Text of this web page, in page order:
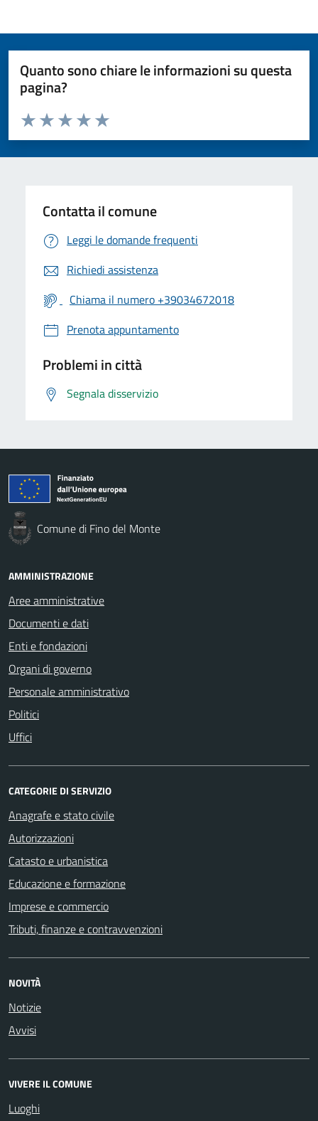
Quanto sono chiare le informazioni su questa
pagina?
Valuta da 1 a 5 stelle la pagina
Valuta 5 stelle su 5
Valuta 4 stelle su 5
Valuta 3 stelle su 5
Valuta 2 stelle su 5
Valuta 1 stelle su 5
Contatta il comune
Leggi le domande frequenti
Richiedi assistenza
Chiama il numero +39034672018
Prenota appuntamento
Problemi in città
Segnala disservizio
Comune di Fino del Monte
AMMINISTRAZIONE
Aree amministrative
Documenti e dati
Enti e fondazioni
Organi di governo
Personale amministrativo
Politici
Uffici
CATEGORIE DI SERVIZIO
Anagrafe e stato civile
Autorizzazioni
Catasto e urbanistica
Educazione e formazione
Imprese e commercio
Tributi, finanze e contravvenzioni
NOVITÀ
Notizie
Avvisi
VIVERE IL COMUNE
Luoghi